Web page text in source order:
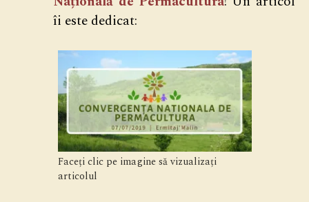
îi este dedicat:
Faceți clic pe imagine să vizualizați
articolul